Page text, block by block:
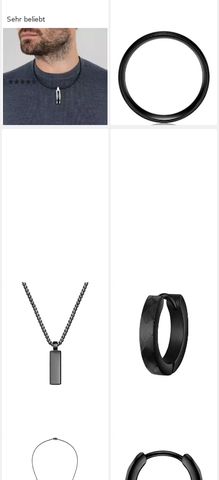
Sehr beliebt
TRUE REBELS
Lederband Lederhalskette
aus Echtleder, in schwarz, für
Männer
(36)
43,95 € UVP59,95 €
-27%
lieferbar - in 2-3 Werktagen bei dir
TRUE REBELS
Fingerring TR306 (1-tlg)
34,95 €
lieferbar - in 8-10 Werktagen bei
dir